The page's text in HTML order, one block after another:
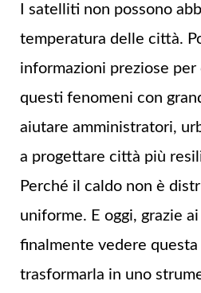
I satelliti non possono
temperatura delle città.
informazioni preziose per
questi fenomeni con
aiutare amministratori,
a progettare città più
Perché il caldo non è
uniforme. E oggi, grazie
finalmente vedere
trasformarla in uno